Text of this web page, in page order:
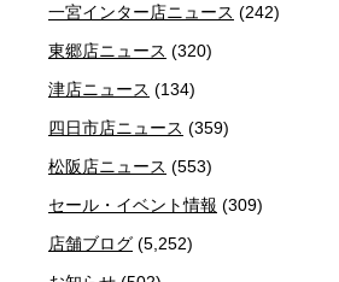
一宮インター店ニュース (242)
東郷店ニュース (320)
津店ニュース (134)
四日市店ニュース (359)
松阪店ニュース (553)
セール・イベント情報 (309)
店舗ブログ (5,252)